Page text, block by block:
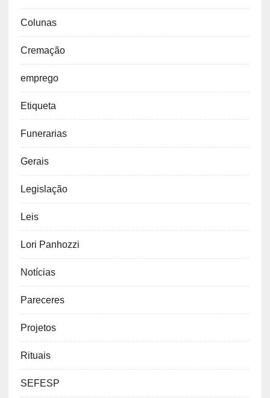
Colunas
Cremação
emprego
Etiqueta
Funerarias
Gerais
Legislação
Leis
Lori Panhozzi
Notícias
Pareceres
Projetos
Rituais
SEFESP